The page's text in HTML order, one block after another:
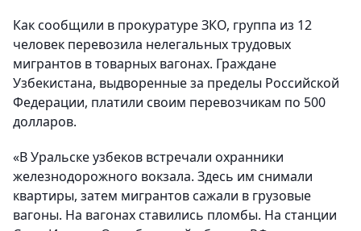
Как сообщили в прокуратуре ЗКО, группа из 12
человек перевозила нелегальных трудовых
мигрантов в товарных вагонах. Граждане
Узбекистана, выдворенные за пределы Российской
Федерации, платили своим перевозчикам по 500
долларов.
«В Уральске узбеков встречали охранники
железнодорожного вокзала. Здесь им снимали
квартиры, затем мигрантов сажали в грузовые
вагоны. На вагонах ставились пломбы. На станции